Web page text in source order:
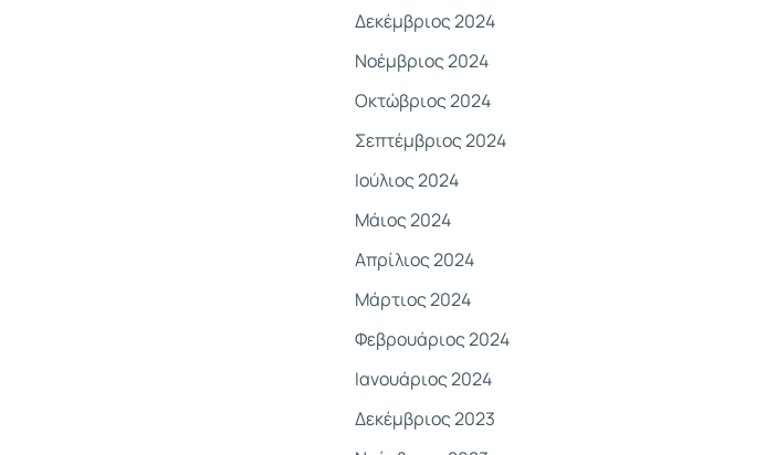
Δεκέμβριος 2024
Νοέμβριος 2024
Οκτώβριος 2024
Σεπτέμβριος 2024
Ιούλιος 2024
Μάιος 2024
Απρίλιος 2024
Μάρτιος 2024
Φεβρουάριος 2024
Ιανουάριος 2024
Δεκέμβριος 2023